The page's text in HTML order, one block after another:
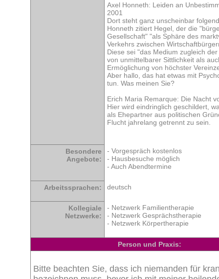
Axel Honneth: Leiden an
2001
Dort steht ganz unscheinbar
Honneth zitiert Hegel, der die
Gesellschaft" "als Sphäre des
Verkehrs zwischen
Diese sei "das Medium zugleich
von unmittelbarer Sittlichkeit als
Ermöglichung von höchster
Aber hallo, das hat etwas mit
tun. Was meinen Sie?
Erich Maria Remarque: Die Nacht
Hier wird eindringlich geschildert,
als Ehepartner aus politischen
Flucht jahrelang getrennt zu sein.
Besondere
Angebote:
- Vorgespräch kostenlos
- Hausbesuche möglich
- Auch Abendtermine
Arbeitssprachen: deutsch
Kollegiale
Netzwerke:
- Netzwerk Familientherapie
- Netzwerk Gesprächstherapie
- Netzwerk Körpertherapie
Person und Praxis:
Bitte beachten Sie, dass ich niemanden für